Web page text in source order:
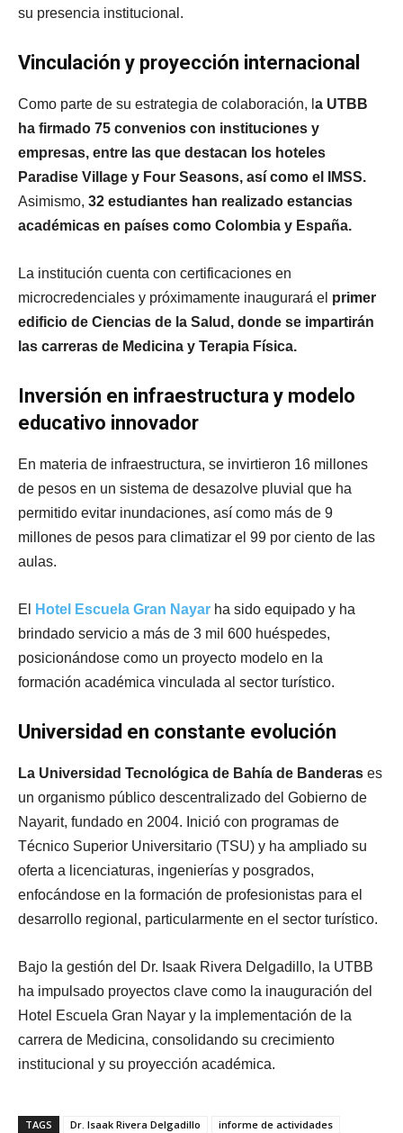
su presencia institucional.
Vinculación y proyección internacional
Como parte de su estrategia de colaboración, l a UTBB
ha firmado 75 convenios con instituciones y
empresas, entre las que destacan los hoteles
Paradise Village y Four Seasons, así como el IMSS.
Asimismo, 32 estudiantes han realizado estancias
académicas en países como Colombia y España.
La institución cuenta con certificaciones en
microcredenciales y próximamente inaugurará el primer
edificio de Ciencias de la Salud, donde se impartirán
las carreras de Medicina y Terapia Física.
Inversión en infraestructura y modelo
educativo innovador
En materia de infraestructura, se invirtieron 16 millones
de pesos en un sistema de desazolve pluvial que ha
permitido evitar inundaciones, así como más de 9
millones de pesos para climatizar el 99 por ciento de las
aulas.
El Hotel Escuela Gran Nayar ha sido equipado y ha
brindado servicio a más de 3 mil 600 huéspedes,
posicionándose como un proyecto modelo en la
formación académica vinculada al sector turístico.
Universidad en constante evolución
La Universidad Tecnológica de Bahía de Banderas es
un organismo público descentralizado del Gobierno de
Nayarit, fundado en 2004. Inició con programas de
Técnico Superior Universitario (TSU) y ha ampliado su
oferta a licenciaturas, ingenierías y posgrados,
enfocándose en la formación de profesionistas para el
desarrollo regional, particularmente en el sector turístico.
Bajo la gestión del Dr. Isaak Rivera Delgadillo, la UTBB
ha impulsado proyectos clave como la inauguración del
Hotel Escuela Gran Nayar y la implementación de la
carrera de Medicina, consolidando su crecimiento
institucional y su proyección académica.
TAGS Dr. Isaak Rivera Delgadillo
informe de actividades